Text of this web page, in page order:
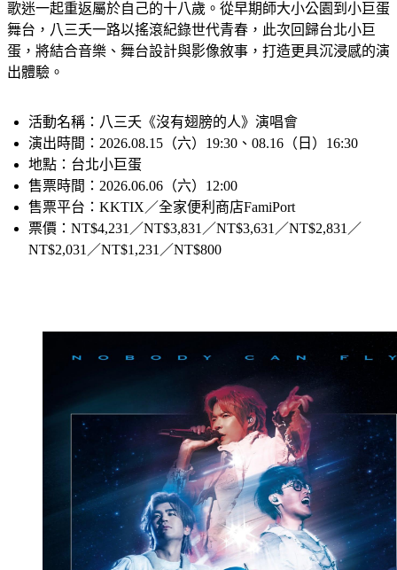
人》同名演唱會，集結搖滾青春、情緒記憶與人生片段，邀請
歌迷一起重返屬於自己的十八歲。從早期師大小公園到小巨蛋
舞台，八三夭一路以搖滾紀錄世代青春，此次回歸台北小巨
蛋，將結合音樂、舞台設計與影像敘事，打造更具沉浸感的演
活動名稱：八三夭《沒有翅膀的人》演唱會
演出時間：2026.08.15（六）19:30、08.16（日）16:30
地點：台北小巨蛋
售票時間：2026.06.06（六）12:00
售票平台：KKTIX／全家便利商店FamiPort
票價：NT$4,231／NT$3,831／NT$3,631／NT$2,831／